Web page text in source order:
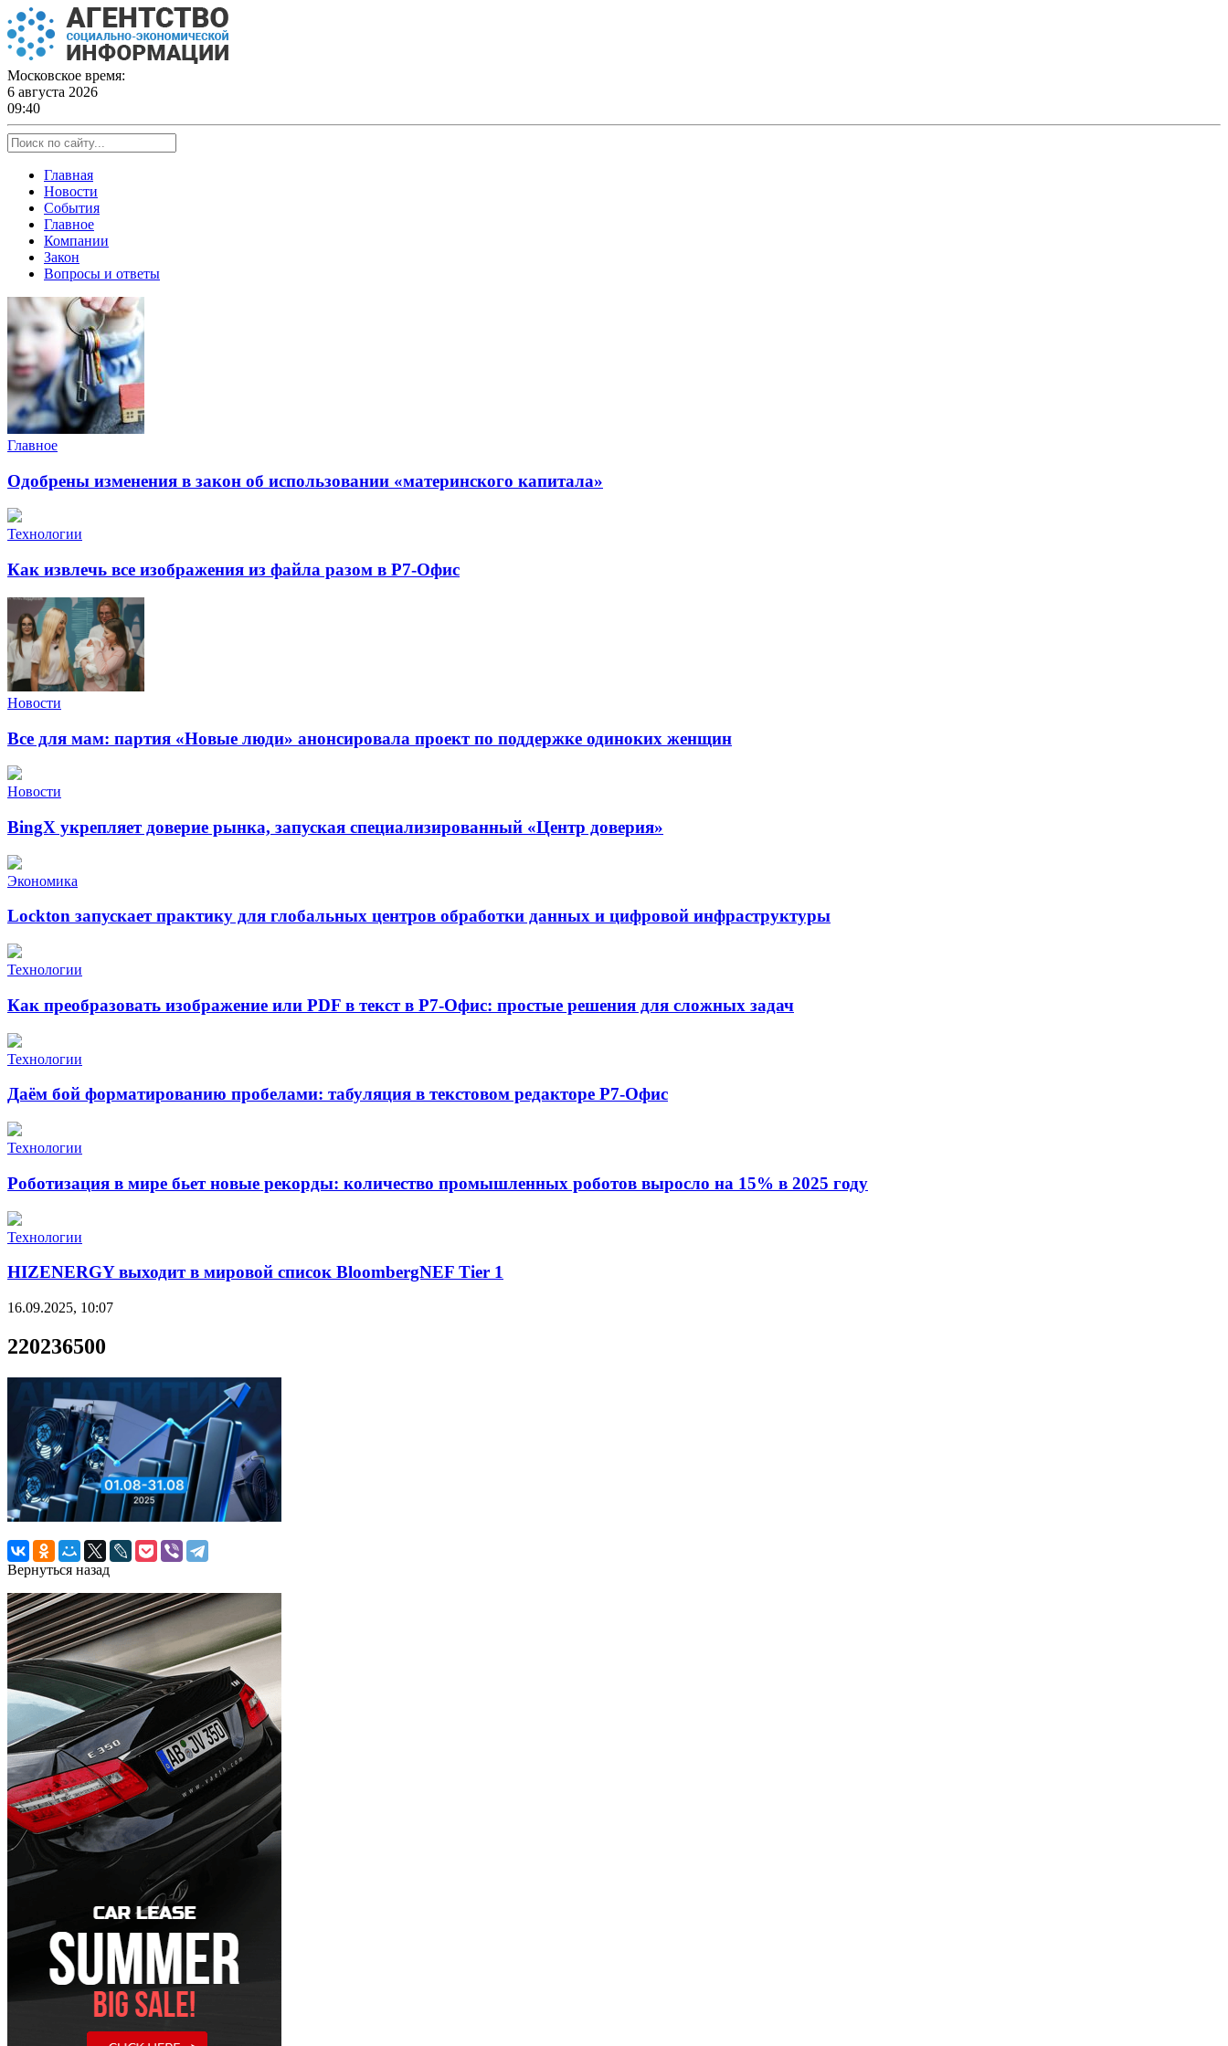
Skip
to
content
Московское время:
6 августа 2026
09:40
Главная
Новости
События
Главное
Компании
Закон
Вопросы и ответы
Главное
Одобрены изменения в закон об использовании «материнского капитала»
Технологии
Как извлечь все изображения из файла разом в Р7-Офис
Новости
Все для мам: партия «Новые люди» анонсировала проект по поддержке одиноких женщин
Новости
BingX укрепляет доверие рынка, запуская специализированный «Центр доверия»
Экономика
Lockton запускает практику для глобальных центров обработки данных и цифровой инфраструктуры
Технологии
Как преобразовать изображение или PDF в текст в Р7-Офис: простые решения для сложных задач
Технологии
Даём бой форматированию пробелами: табуляция в текстовом редакторе Р7-Офис
Технологии
Роботизация в мире бьет новые рекорды: количество промышленных роботов выросло на 15% в 2025 году
Технологии
HIZENERGY выходит в мировой список BloombergNEF Tier 1
16.09.2025, 10:07
220236500
Вернуться назад